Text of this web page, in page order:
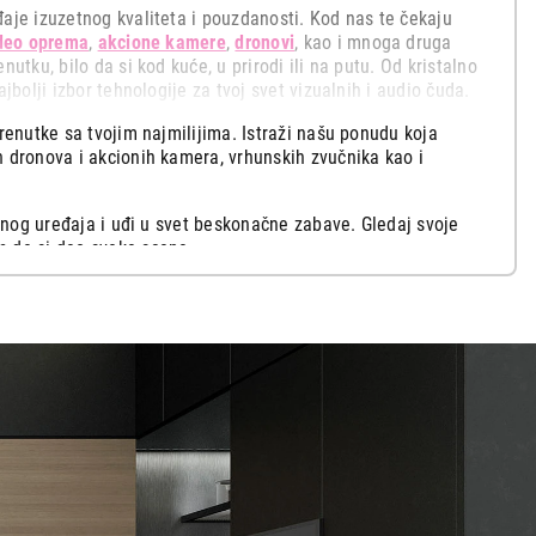
izuzetnog kvaliteta i pouzdanosti. Kod nas te čekaju
oprema, akcione kamere,dronovi, kao i mnoga druga
bilo da si kod kuće, u prirodi ili na putu. Od kristalno
izbor tehnologije za tvoj svet vizualnih i audio čuda.
sa tvojim najmilijima. Istraži našu ponudu koja
i akcionih kamera, vrhunskih zvučnika kao i
uređaja i uđi u svet beskonačne zabave. Gledaj svoje
si deo svake scene.
važne događaje, putovanja i posebne trenutke našim
i sistemi su neizostavan saveznik koji podižu
video kablove,HDMI kablove
web shop ili najbližu prodavnicu i izaberi svoj savršen